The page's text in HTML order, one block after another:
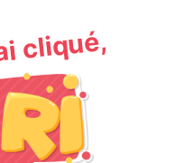
cliqué,